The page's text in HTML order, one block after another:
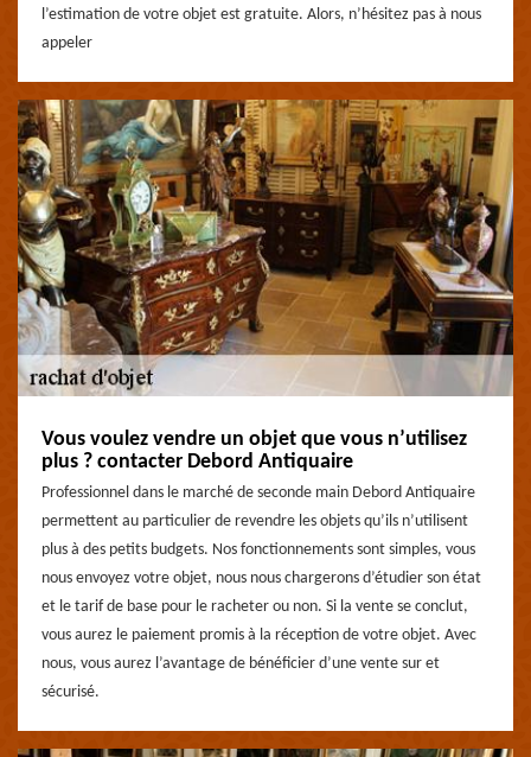
l’estimation de votre objet est gratuite. Alors, n’hésitez pas à nous
appeler
Vous voulez vendre un objet que vous n’utilisez
plus ? contacter Debord Antiquaire
Professionnel dans le marché de seconde main Debord Antiquaire
permettent au particulier de revendre les objets qu’ils n’utilisent
plus à des petits budgets. Nos fonctionnements sont simples, vous
nous envoyez votre objet, nous nous chargerons d’étudier son état
et le tarif de base pour le racheter ou non. Si la vente se conclut,
vous aurez le paiement promis à la réception de votre objet. Avec
nous, vous aurez l’avantage de bénéficier d’une vente sur et
sécurisé.